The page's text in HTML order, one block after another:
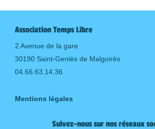
Association Temps Libre
2 Avenue de la gare
30190 Saint-Geniès de Malgoirès
04.66.63.14.36
Mentions légales
Suivez-nous sur nos réseaux